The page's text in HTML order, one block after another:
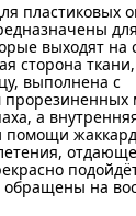
пластиковых
выходят на
сторона
выполнена с
прорезиненных
а
на